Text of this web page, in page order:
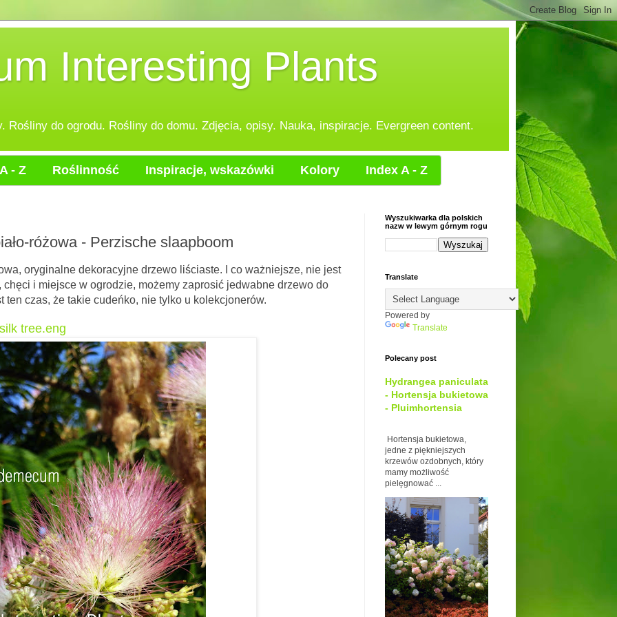
Interesting Plants
Rośliny do ogrodu. Rośliny do domu. Zdjęcia, opisy. Nauka, inspiracje. Evergreen content.
- Z Roślinność Inspiracje, wskazówki Kolory Index A - Z
różowa - Perzische slaapboom
oryginalne dekoracyjne drzewo liściaste. I co ważniejsze, nie jest
i miejsce w ogrodzie, możemy zaprosić jedwabne drzewo do
czas, że takie cudeńko, nie tylko u kolekcjonerów.
tree.eng
Wyszukiwarka dla polskich
nazw w lewym górnym rogu
Translate
Powered by
Translate
Polecany post
Hydrangea paniculata
- Hortensja bukietowa
- Pluimhortensia
Hortensja bukietowa,
jedne z piękniejszych
krzewów ozdobnych, który
mamy możliwość
pielęgnować ...